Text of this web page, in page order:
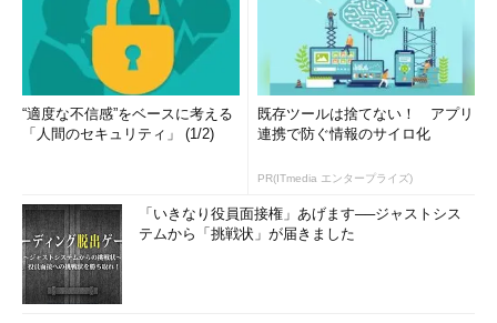
“適度な不信感”をベースに考える
「人間のセキュリティ」 (1/2)
既存ツールは捨てない！ アプリ
連携で防ぐ情報のサイロ化
PR(ITmedia エンタープライズ)
「いきなり役員面接権」あげます──ジャストシス
テムから「挑戦状」が届きました